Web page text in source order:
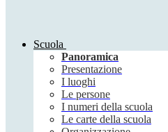
Scuola
Panoramica
Presentazione
I luoghi
Le persone
I numeri della scuola
Le carte della scuola